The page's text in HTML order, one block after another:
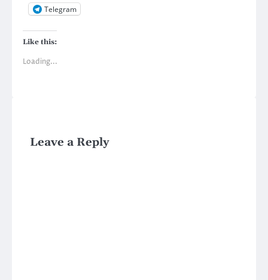
Telegram
Like this:
Loading...
Leave a Reply